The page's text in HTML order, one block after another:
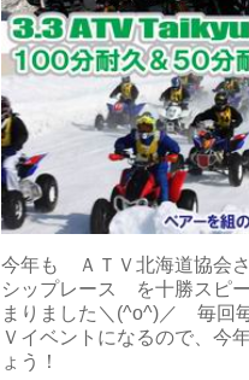
今年も ＡＴＶ北海道協会
シップレース を十勝スピ
まりました＼(^o^)／ 毎回
Ｖイベントになるので、今
ょう！